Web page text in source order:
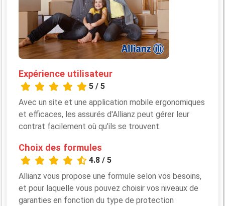
Expérience utilisateur
5 / 5
Avec un site et une application mobile ergonomiques
et efficaces, les assurés d'Allianz peut gérer leur
contrat facilement où qu'ils se trouvent.
Choix des formules
4.8 / 5
Allianz vous propose une formule selon vos besoins,
et pour laquelle vous pouvez choisir vos niveaux de
garanties en fonction du type de protection